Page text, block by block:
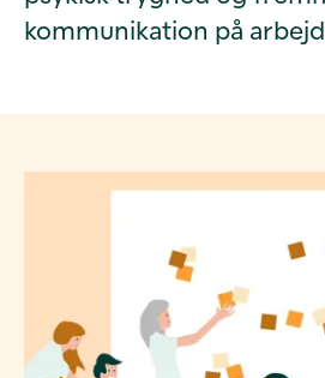
kommunikation på